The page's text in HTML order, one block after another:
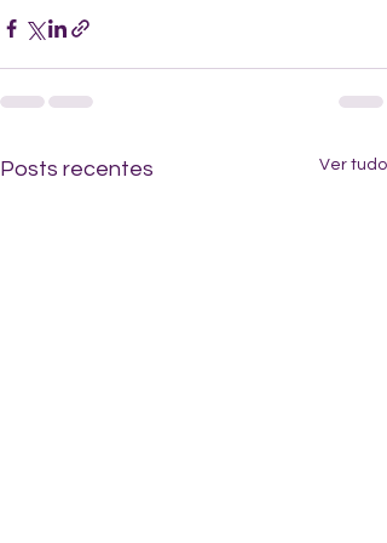
Posts recentes Ver tudo